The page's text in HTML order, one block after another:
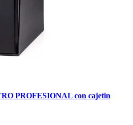
PROFESIONAL con cajetin